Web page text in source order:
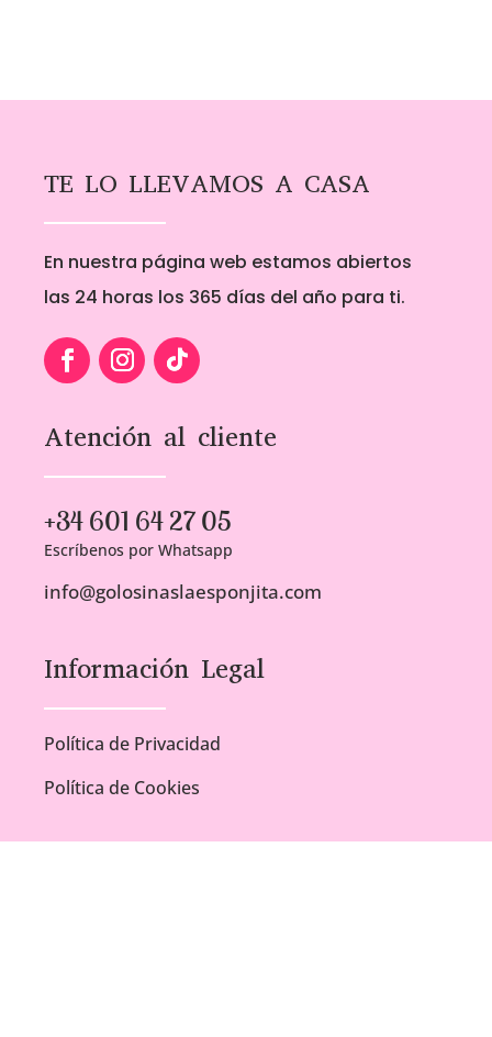
TE LO LLEVAMOS A CASA
En nuestra página web estamos abiertos
las 24 horas los 365 días del año para ti.
Atención al cliente
+34 601 64 27 05
Escríbenos por Whatsapp
info@golosinaslaesponjita.com
Información Legal
Política de Privacidad
Política de Cookies